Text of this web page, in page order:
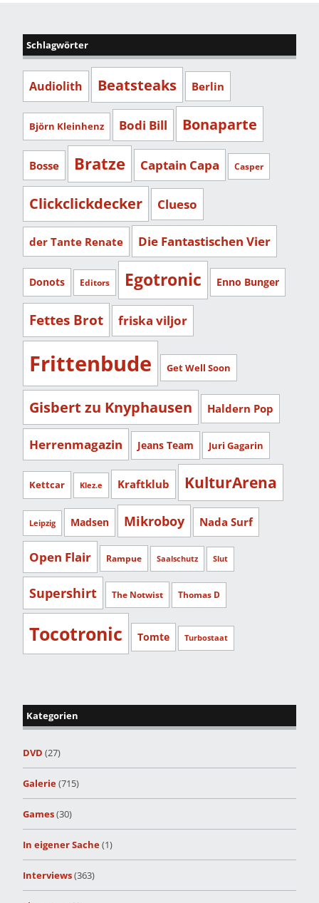
Schlagwörter
Audiolith Beatsteaks Berlin
Björn Kleinhenz Bodi Bill Bonaparte
Bosse Bratze Captain Capa Casper
Clickclickdecker Clueso
der Tante Renate Die Fantastischen Vier
Donots Editors Egotronic Enno Bunger
Fettes Brot friska viljor
Frittenbude Get Well Soon
Gisbert zu Knyphausen Haldern Pop
Herrenmagazin Jeans Team Juri Gagarin
Kettcar Klez.e Kraftklub KulturArena
Leipzig Madsen Mikroboy Nada Surf
Open Flair Rampue Saalschutz Slut
Supershirt The Notwist Thomas D
Tocotronic Tomte Turbostaat
Kategorien
DVD (27)
Galerie(715)
Games(30)
In eigener Sache(1)
Interviews(363)